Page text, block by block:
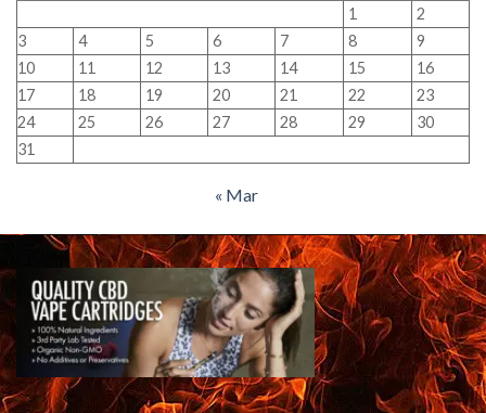
1
2
3
4 5 6 7 8
9
10
11 12 13 14 15
16
17
18 19 20 21 22
23
24
25 26 27 28 29
30
31
« Mar